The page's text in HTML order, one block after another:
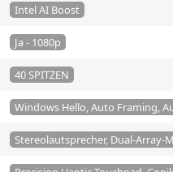
Intel AI Boost
Ja - 1080p
40 SPITZEN
Windows Hello, Auto Framing,
Stereolautsprecher, Dual-Array-